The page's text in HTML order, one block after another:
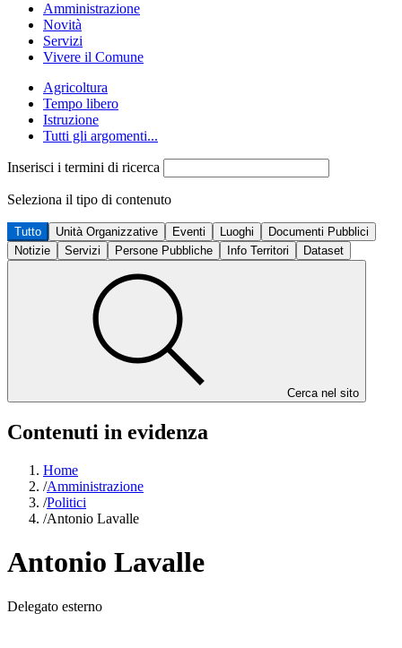
Amministrazione
Novità
Servizi
Vivere il Comune
Agricoltura
Tempo libero
Istruzione
Tutti gli argomenti...
Inserisci i termini di ricerca
Seleziona il tipo di contenuto
Tutto Unità Organizzative Eventi Luoghi
Documenti Pubblici
Notizie
Servizi Persone Pubbliche Info Territori Dataset
Cerca nel sito
Contenuti in evidenza
Home
/Amministrazione
/Politici
/Antonio Lavalle
Antonio Lavalle
Delegato esterno